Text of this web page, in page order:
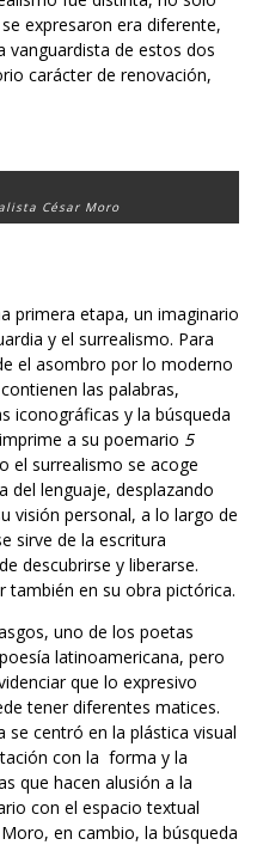
expresaron era diferente,
vanguardista de estos dos
carácter de renovación,
César Moro
primera etapa, un imaginario
y el surrealismo. Para
el asombro por lo moderno
las palabras,
iconográficas y la búsqueda
a su poemario 5
el surrealismo se acoge
del lenguaje, desplazando
visión personal, a lo largo de
sirve de la escritura
descubrirse y liberarse.
también en su obra pictórica.
uno de los poetas
latinoamericana, pero
que lo expresivo
tener diferentes matices.
se centró en la plástica visual
con la forma y la
que hacen alusión a la
con el espacio textual
en cambio, la búsqueda